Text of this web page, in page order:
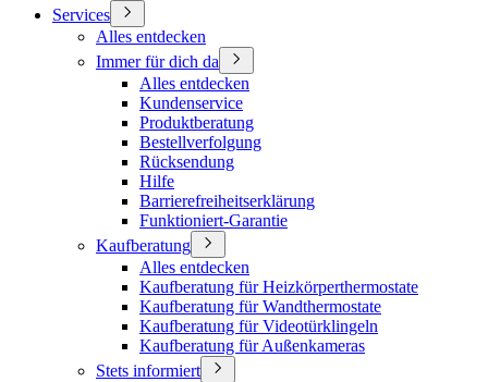
Services
Alles entdecken
Immer für dich da
Alles entdecken
Kundenservice
Produktberatung
Bestellverfolgung
Rücksendung
Hilfe
Barrierefreiheitserklärung
Funktioniert-Garantie
Kaufberatung
Alles entdecken
Kaufberatung für Heizkörperthermostate
Kaufberatung für Wandthermostate
Kaufberatung für Videotürklingeln
Kaufberatung für Außenkameras
Stets informiert